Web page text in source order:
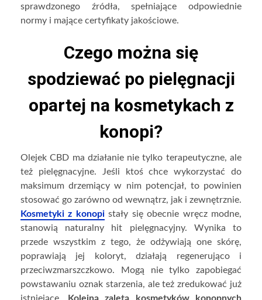
sprawdzonego źródła, spełniające odpowiednie
normy i mające certyfikaty jakościowe.
Czego można się
spodziewać po pielęgnacji
opartej na kosmetykach z
konopi?
Olejek CBD ma działanie nie tylko terapeutyczne, ale
też pielęgnacyjne. Jeśli ktoś chce wykorzystać do
maksimum drzemiący w nim potencjał, to powinien
stosować go zarówno od wewnątrz, jak i zewnętrznie.
Kosmetyki z konopistały się obecnie wręcz modne,
stanowią naturalny hit pielęgnacyjny. Wynika to
przede wszystkim z tego, że odżywiają one skórę,
poprawiają jej koloryt, działają regenerująco i
przeciwzmarszczkowo. Mogą nie tylko zapobiegać
powstawaniu oznak starzenia, ale też zredukować już